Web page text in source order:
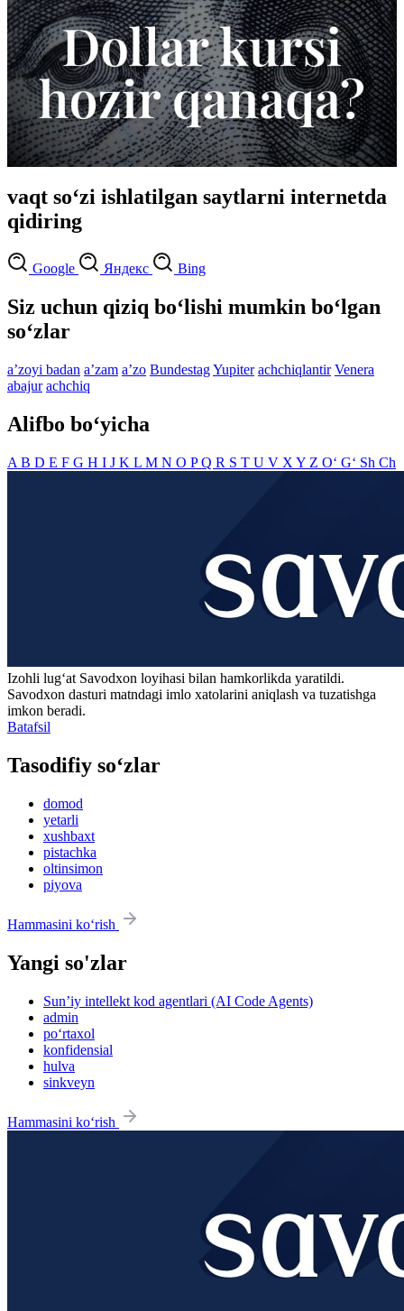
vaqt so‘zi ishlatilgan saytlarni internetda
qidiring
Google Яндекс Bing
Siz uchun qiziq bo‘lishi mumkin bo‘lgan
so‘zlar
aʼzoyi badan aʼzam aʼzo BundestagYupiter achchiqlantir Venera
abajur achchiq
Alifbo bo‘yicha
A B D E F G H I J K L M N O PQ R S T U V X Y Z O‘ G‘ Sh Ch
Izohli lugʻat Savodxon loyihasi bilan hamkorlikda yaratildi.
Savodxon dasturi matndagi imlo xatolarini aniqlash va tuzatishga
imkon beradi.
Batafsil
Tasodifiy so‘zlar
domod
yetarli
xushbaxt
pistachka
oltinsimon
piyova
Hammasini ko‘rish
Yangi so'zlar
Sun’iy intellekt kod agentlari (AI Code Agents)
admin
po‘rtaxol
konfidensial
hulva
sinkveyn
Hammasini ko‘rish